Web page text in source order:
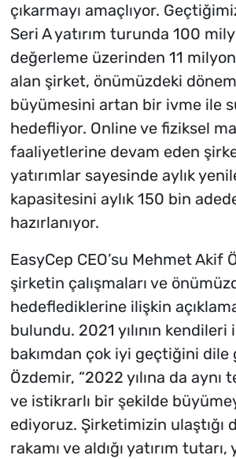
çıkarmayı amaçlıyor.
Seri A yatırım turunda 100
değerleme üzerinden 11
alan şirket, önümüzdeki
büyümesini artan bir ivme ile
hedefliyor. Online ve fiziksel
faaliyetlerine devam eden
yatırımlar sayesinde aylık
kapasitesini aylık 150 bin
hazırlanıyor.
EasyCep CEO’su Mehmet Akif
şirketin çalışmaları ve
hedeflediklerine ilişkin
bulundu. 2021 yılının kendileri
bakımdan çok iyi geçtiğini dile
Özdemir, “2022 yılına da aynı
ve istikrarlı bir şekilde
ediyoruz. Şirketimizin ulaştığı
rakamı ve aldığı yatırım